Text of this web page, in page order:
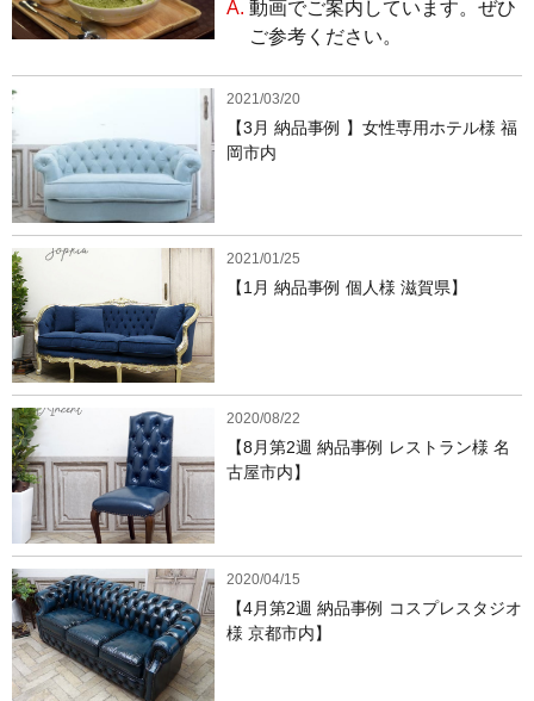
A. 動画でご案内しています。ぜひ
ご参考ください。
2021/03/20
【3月 納品事例 】女性専用ホテル様 福
岡市内
2021/01/25
【1月 納品事例 個人様 滋賀県】
2020/08/22
【8月第2週 納品事例 レストラン様 名
古屋市内】
2020/04/15
【4月第2週 納品事例 コスプレスタジオ
様 京都市内】